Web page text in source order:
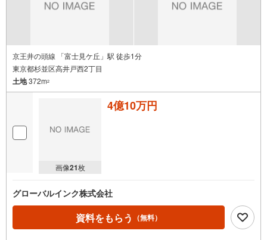
京王井の頭線 「富士見ケ丘」駅 徒歩1分
東京都杉並区高井戸西2丁目
土地372m2
画像21枚
4億10万円
グローバルインク株式会社
資料をもらう （無料）